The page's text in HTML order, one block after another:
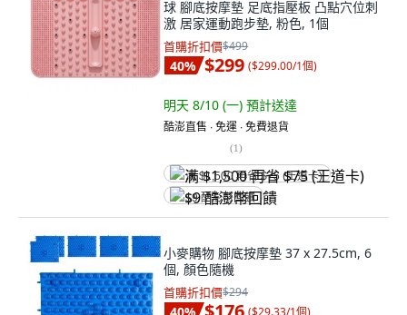
球 腳底按摩墊 足底指壓板 凸點穴位刺
激 居家運動跑步墊, 粉色, 1個
首購折扣價$499
40% $299 ($299.00/1個)
明天 8/10 (一) 預計送達
酷澎直售 ∙ 免運 ∙ 免費退貨
(1)
满 $1,500 再省 $75 (王道卡)
$9 酷澎幣回饋
小麥購物 腳底按摩墊 37 x 27.5cm, 6
個, 顏色隨機
首購折扣價$294
($29.33/1個)